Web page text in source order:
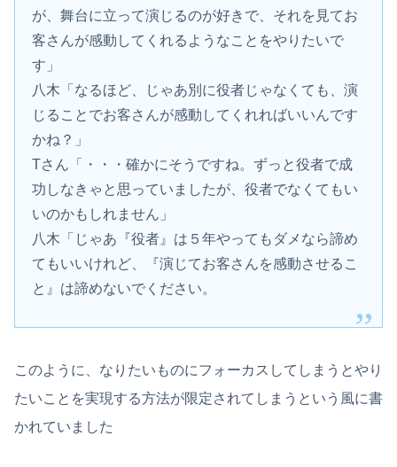
が、舞台に立って演じるのが好きで、それを見てお
客さんが感動してくれるようなことをやりたいで
す」
八木「なるほど、じゃあ別に役者じゃなくても、演
じることでお客さんが感動してくれればいいんです
かね？」
Tさん「・・・確かにそうですね。ずっと役者で成
功しなきゃと思っていましたが、役者でなくてもい
いのかもしれません」
八木「じゃあ『役者』は５年やってもダメなら諦め
てもいいけれど、『演じてお客さんを感動させるこ
と』は諦めないでください。
このように、なりたいものにフォーカスしてしまうとやり
たいことを実現する方法が限定されてしまうという風に書
かれていました